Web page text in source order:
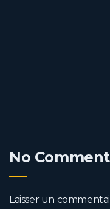
No Comment
Laisser un